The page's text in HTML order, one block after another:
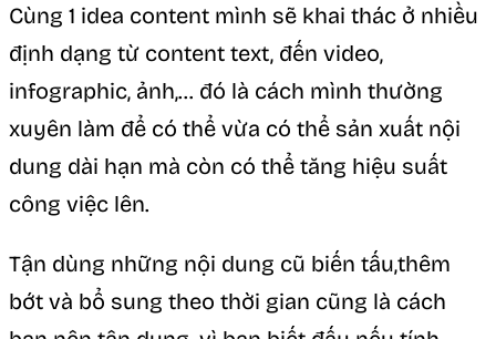
Cùng 1 idea content mình sẽ khai thác ở nhiều
định dạng từ content text, đến video,
infographic, ảnh,… đó là cách mình thường
xuyên làm để có thể vừa có thể sản xuất nội
dung dài hạn mà còn có thể tăng hiệu suất
công việc lên.
Tận dùng những nội dung cũ biến tấu,thêm
bớt và bổ sung theo thời gian cũng là cách